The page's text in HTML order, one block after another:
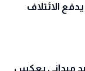
الائتلاف
ميداني يعكس